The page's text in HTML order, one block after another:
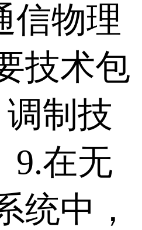
信物理
技术包
制技
9.在无
统中，